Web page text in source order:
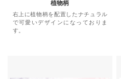
植物柄
右上に植物柄を配置したナチュラル
で可愛いデザインになっておりま
す。